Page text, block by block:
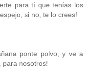
para tí que tenías los
si no, te lo crees!
ponte polvo, y ve a
para nosotros!